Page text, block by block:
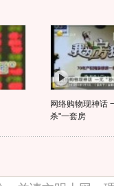
网络购物现神话
杀"一套房